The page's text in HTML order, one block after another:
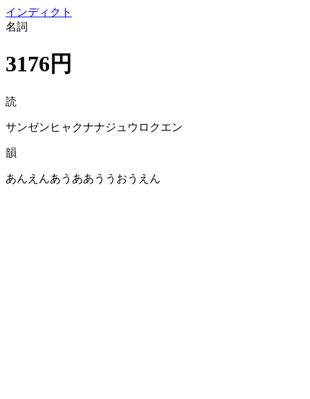
インディクト
名詞
3176円
読
サンゼンヒャクナナジュウロクエン
韻
あんえんあうああううおうえん